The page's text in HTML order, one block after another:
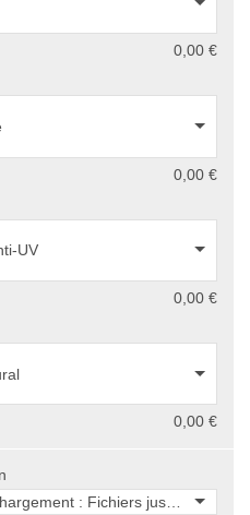
0,00 €
0,00 €
UV
0,00 €
0,00 €
: Fichiers jusqu'à 750